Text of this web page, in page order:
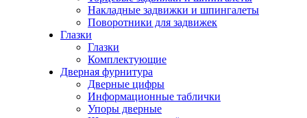
Накладные задвижки и шпингалеты
Поворотники для задвижек
Глазки
Глазки
Комплектующие
Дверная фурнитура
Дверные цифры
Информационные таблички
Упоры дверные